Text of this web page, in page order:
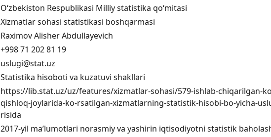
O‘zbekiston Respublikasi Milliy statistika qo‘mitasi
Xizmatlar sohasi statistikasi boshqarmasi
Raximov Alisher Abdullayevich
+998 71 202 81 19
uslugi@stat.uz
Statistika hisoboti va kuzatuvi shakllari
https://lib.stat.uz/uz/features/xizmatlar-sohasi/579-ishlab-chiqarilgan-
qishloq-joylarida-ko-rsatilgan-xizmatlarning-statistik-hisobi-bo-yicha-
risida
2017-yil ma’lumotlari norasmiy va yashirin iqtisodiyotni statistik